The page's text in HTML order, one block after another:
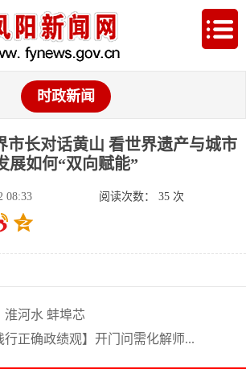
时政新闻
市长对话黄山 看世界遗产与城市
展如何“双向赋能”
08:33 阅读次数： 35次
淮河水 蚌埠芯
行正确政绩观】开门问需化解师...